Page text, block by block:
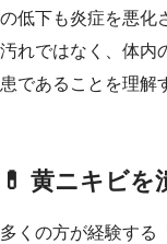
の低下も炎症を悪化
汚れではなく、体内
患であることを理解
💊 黄ニキビ
多くの方が経験する